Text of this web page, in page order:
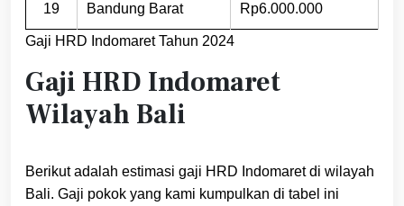
19 Bandung Barat Rp6.000.000
Gaji HRD Indomaret Tahun 2024
Gaji HRD Indomaret
Wilayah Bali
Berikut adalah estimasi gaji HRD Indomaret di wilayah
Bali. Gaji pokok yang kami kumpulkan di tabel ini